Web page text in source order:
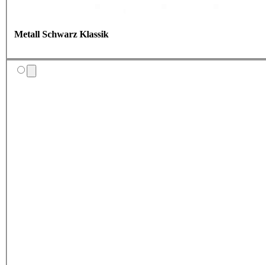
Metall Schwarz Klassik